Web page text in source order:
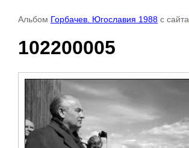
Альбом Горбачев. Югославия 1988 с сайта
102200005